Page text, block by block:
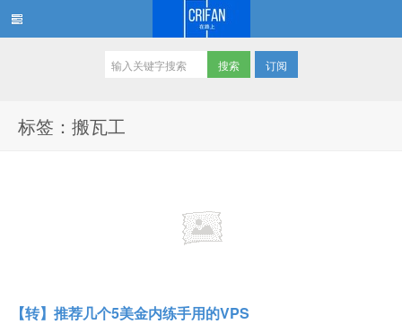
订阅
标签：搬瓦工
【转】推荐几个5美金内练手用的VPS